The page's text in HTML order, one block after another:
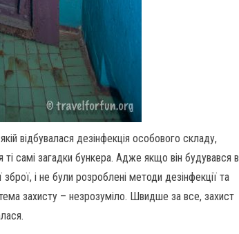
відбувалася дезінфекція особового складу,
самі загадки бункера. Адже якщо він будувався в
і не були розроблені методи дезінфекції та
захисту – незрозуміло. Швидше за все, захист